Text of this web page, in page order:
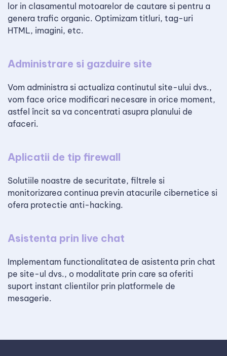
lor in clasamentul motoarelor de cautare si pentru a
genera trafic organic. Optimizam titluri, tag-uri
HTML, imagini, etc.
Administrare si gazduire site
Vom administra si actualiza continutul site-ului dvs.,
vom face orice modificari necesare in orice moment,
astfel încit sa va concentrati asupra planului de
afaceri.
Aplicatii de tip firewall
Solutiile noastre de securitate, filtrele si
monitorizarea continua previn atacurile cibernetice si
ofera protectie anti-hacking.
Asistenta prin live chat
Implementam functionalitatea de asistenta prin chat
pe site-ul dvs., o modalitate prin care sa oferiti
suport instant clientilor prin platformele de
mesagerie.